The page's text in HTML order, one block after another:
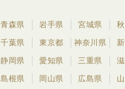
青森県 岩手県 宮城県
千葉県 東京都 神奈川県
静岡県 愛知県 三重県
島根県 岡山県 広島県